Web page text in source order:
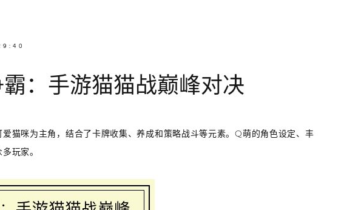
：手游猫猫战巅峰对决
爱猫咪为主角，结合了卡牌收集、养成和策略战斗等元素。Q萌的角色设定、丰
玩家。